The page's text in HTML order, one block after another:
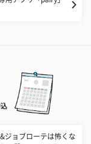
ジョブローテは怖くな